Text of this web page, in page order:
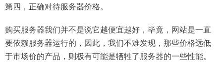
第四，正确对待服务器价格。
购买服务器我们并不是说它越便宜越好，毕竟，网站是一直
要依赖服务器运行的，因此，我们不难发现，那些价格远低
于市场价的产品，则极有可能是牺牲了服务器的一些性能。